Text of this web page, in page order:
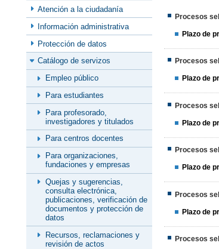
Atención a la ciudadanía
Información administrativa
Protección de datos
Catálogo de servizos
Empleo público
Para estudiantes
Para profesorado,
investigadores y titulados
Para centros docentes
Para organizaciones,
fundaciones y empresas
Quejas y sugerencias,
consulta electrónica,
publicaciones, verificación de
documentos y protección de
datos
Recursos, reclamaciones y
revisión de actos
Procesos
Plazo de
Procesos
Plazo de
Procesos
Plazo de
Procesos
Plazo de
Procesos
Plazo de
Procesos